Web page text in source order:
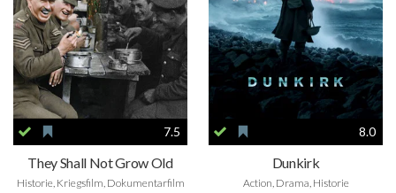
7.5
They Shall Not Grow Old
Historie, Kriegsfilm, Dokumentarfilm
8.0
Dunkirk
Action, Drama, Historie